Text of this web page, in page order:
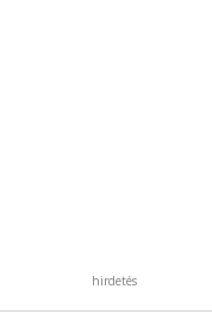
hirdetés